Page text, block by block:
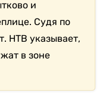
и
Судя по
НТВ указывает,
в зоне